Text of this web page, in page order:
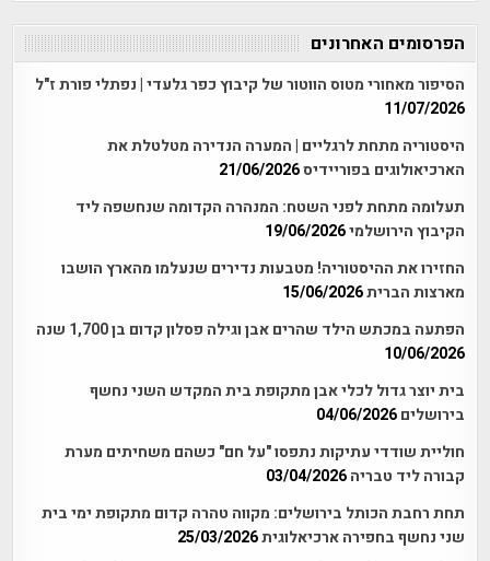
הפרסומים האחרונים
הסיפור מאחורי מטוס הווטור של קיבוץ כפר גלעדי | נפתלי פורת ז"ל
11/07/2026
היסטוריה מתחת לרגליים | המערה הנדירה מטלטלת את
הארכיאולוגים בפוריידיס21/06/2026
תעלומה מתחת לפני השטח: המנהרה הקדומה שנחשפה ליד
הקיבוץ הירושלמי19/06/2026
החזירו את ההיסטוריה! מטבעות נדירים שנעלמו מהארץ הושבו
מארצות הברית15/06/2026
הפתעה במכתש הילד שהרים אבן וגילה פסלון קדום בן 1,700 שנה
10/06/2026
בית יוצר גדול לכלי אבן מתקופת בית המקדש השני נחשף
בירושלים 04/06/2026
חוליית שודדי עתיקות נתפסו "על חם" כשהם משחיתים מערת
קבורה ליד טבריה 03/04/2026
תחת רחבת הכותל בירושלים: מקווה טהרה קדום מתקופת ימי בית
שני נחשף בחפירה ארכיאלוגית25/03/2026